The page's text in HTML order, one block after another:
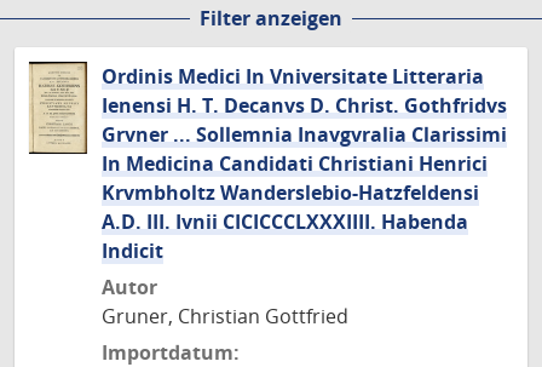
Filter anzeigen
Ordinis Medici In Vniversitate Litteraria
Ienensi H. T. Decanvs D. Christ. Gothfridvs
Grvner ... Sollemnia Inavgvralia Clarissimi
In Medicina Candidati Christiani Henrici
Krvmbholtz Wanderslebio-Hatzfeldensi
A.D. III. Ivnii CICICCCLXXXIIII. Habenda
Indicit
Autor
Gruner, Christian Gottfried
Importdatum: